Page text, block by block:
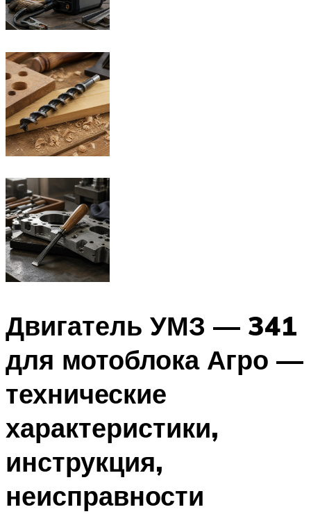
Двигатель УМЗ — 341
для мотоблока Агро —
технические
характеристики,
инструкция,
неисправности